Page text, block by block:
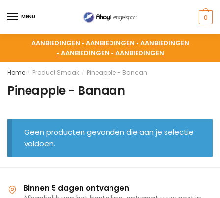
MENU 0
AANBIEDINGEN • AANBIEDINGEN • AANBIEDINGEN
• AANBIEDINGEN • AANBIEDINGEN
Home / Product Smaak / Pineapple - Banaan
Pineapple - Banaan
Geen producten gevonden die aan je selectie
voldoen.
Binnen 5 dagen ontvangen